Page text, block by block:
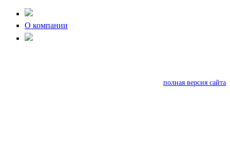
О компании
полная версия сайта